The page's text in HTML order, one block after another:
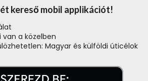
kereső mobil applikációt!
a közelben
Magyar és külföldi úticélok